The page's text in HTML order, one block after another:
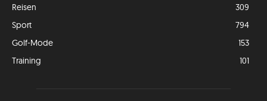
Reisen
309
Sport
794
Golf-Mode
153
Training
101